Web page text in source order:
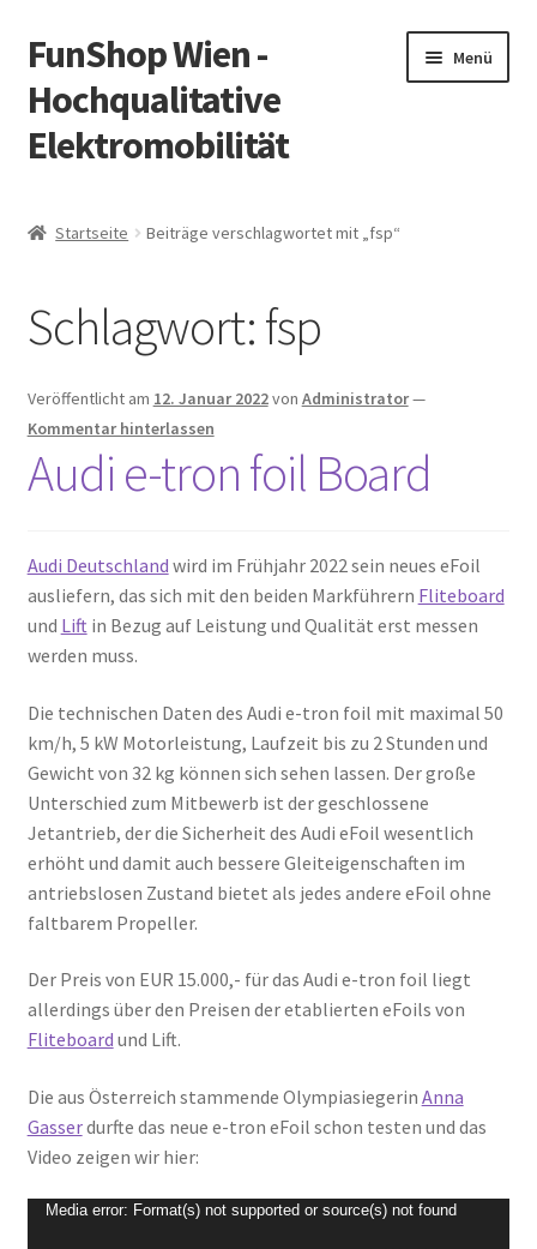
Zur
Navigation
springen
Zum
Inhalt
springen
FunShop Wien -
Hochqualitative
Elektromobilität
Menü
Vorsicht Internetbetrug
Über FunShop
Impressum
Startseite Beiträge verschlagwortet mit „fsp“
Schlagwort:fsp
Veröffentlicht am 12. Januar 2022von Administrator—
Kommentar hinterlassen
Audi e-tron foil Board
Audi Deutschland wird im Frühjahr 2022 sein neues eFoil
ausliefern, das sich mit den beiden Markführern Fliteboard
und Lift in Bezug auf Leistung und Qualität erst messen
werden muss.
Die technischen Daten des Audi e-tron foil mit maximal 50
km/h, 5 kW Motorleistung, Laufzeit bis zu 2 Stunden und
Gewicht von 32 kg können sich sehen lassen. Der große
Unterschied zum Mitbewerb ist der geschlossene
Jetantrieb, der die Sicherheit des Audi eFoil wesentlich
erhöht und damit auch bessere Gleiteigenschaften im
antriebslosen Zustand bietet als jedes andere eFoil ohne
faltbarem Propeller.
Der Preis von EUR 15.000,- für das Audi e-tron foil liegt
allerdings über den Preisen der etablierten eFoils von
Fliteboard und Lift.
Die aus Österreich stammende Olympiasiegerin Anna
Gasserdurfte das neue e-tron eFoil schon testen und das
Video zeigen wir hier:
Video-
Media error: Format(s) not supported or source(s) not found